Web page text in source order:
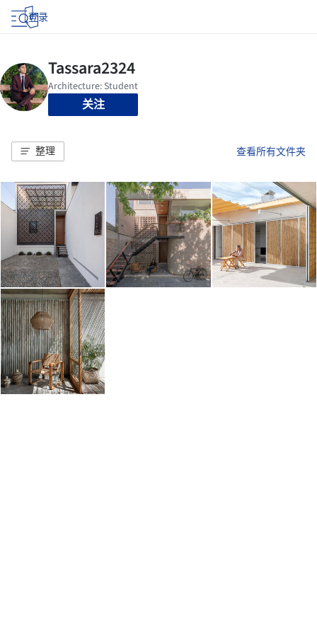
登录
关注
整理 查看所有文件夹